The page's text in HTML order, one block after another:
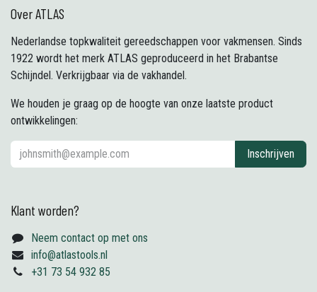
Over ATLAS
Nederlandse topkwaliteit gereedschappen voor vakmensen. Sinds
1922 wordt het merk ATLAS geproduceerd in het Brabantse
Schijndel. Verkrijgbaar via de vakhandel.
We houden je graag op de hoogte van onze laatste product
ontwikkelingen:
Inschrijven
Klant worden?
Neem contact op met ons
info@atlastools.nl
+31 73 54 932 85